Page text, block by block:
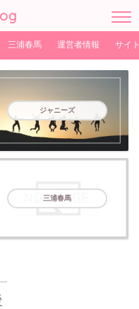
三浦春馬 運営者情報 サイ
ジャニーズ
三浦春馬